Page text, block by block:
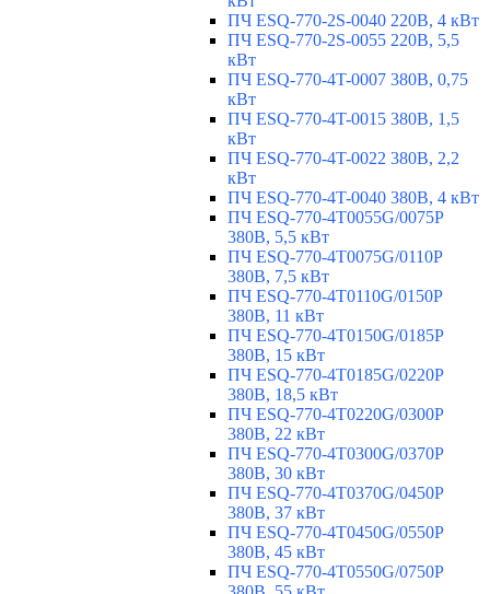
ПЧ ESQ-770-2S-0040 220В, 4 кВт
ПЧ ESQ-770-2S-0055 220В, 5,5
кВт
ПЧ ESQ-770-4T-0007 380В, 0,75
кВт
ПЧ ESQ-770-4T-0015 380В, 1,5
кВт
ПЧ ESQ-770-4T-0022 380В, 2,2
кВт
ПЧ ESQ-770-4T-0040 380В, 4 кВт
ПЧ ESQ-770-4T0055G/0075P
380В, 5,5 кВт
ПЧ ESQ-770-4T0075G/0110P
380В, 7,5 кВт
ПЧ ESQ-770-4T0110G/0150P
380В, 11 кВт
ПЧ ESQ-770-4T0150G/0185P
380В, 15 кВт
ПЧ ESQ-770-4T0185G/0220P
380В, 18,5 кВт
ПЧ ESQ-770-4T0220G/0300P
380В, 22 кВт
ПЧ ESQ-770-4T0300G/0370P
380В, 30 кВт
ПЧ ESQ-770-4T0370G/0450P
380В, 37 кВт
ПЧ ESQ-770-4T0450G/0550P
380В, 45 кВт
ПЧ ESQ-770-4T0550G/0750P